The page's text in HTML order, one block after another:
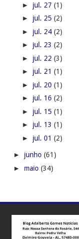
► jul. 27 (1)
► jul. 25 (2)
► jul. 24 (2)
► jul. 23 (2)
► jul. 22 (3)
► jul. 21 (1)
► jul. 20 (1)
► jul. 16 (2)
► jul. 15 (1)
► jul. 13 (1)
► jul. 01 (2)
► junho (61)
► maio (34)